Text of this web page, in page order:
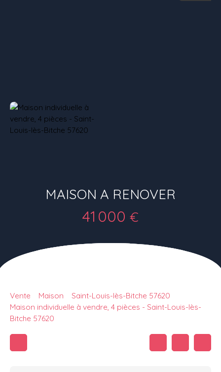
MAISON A RENOVER
41 000 €
Vente Maison
Saint-Louis-lès-Bitche 57620
Maison individuelle à vendre, 4 pièces - Saint-Louis-lès-
Bitche 57620